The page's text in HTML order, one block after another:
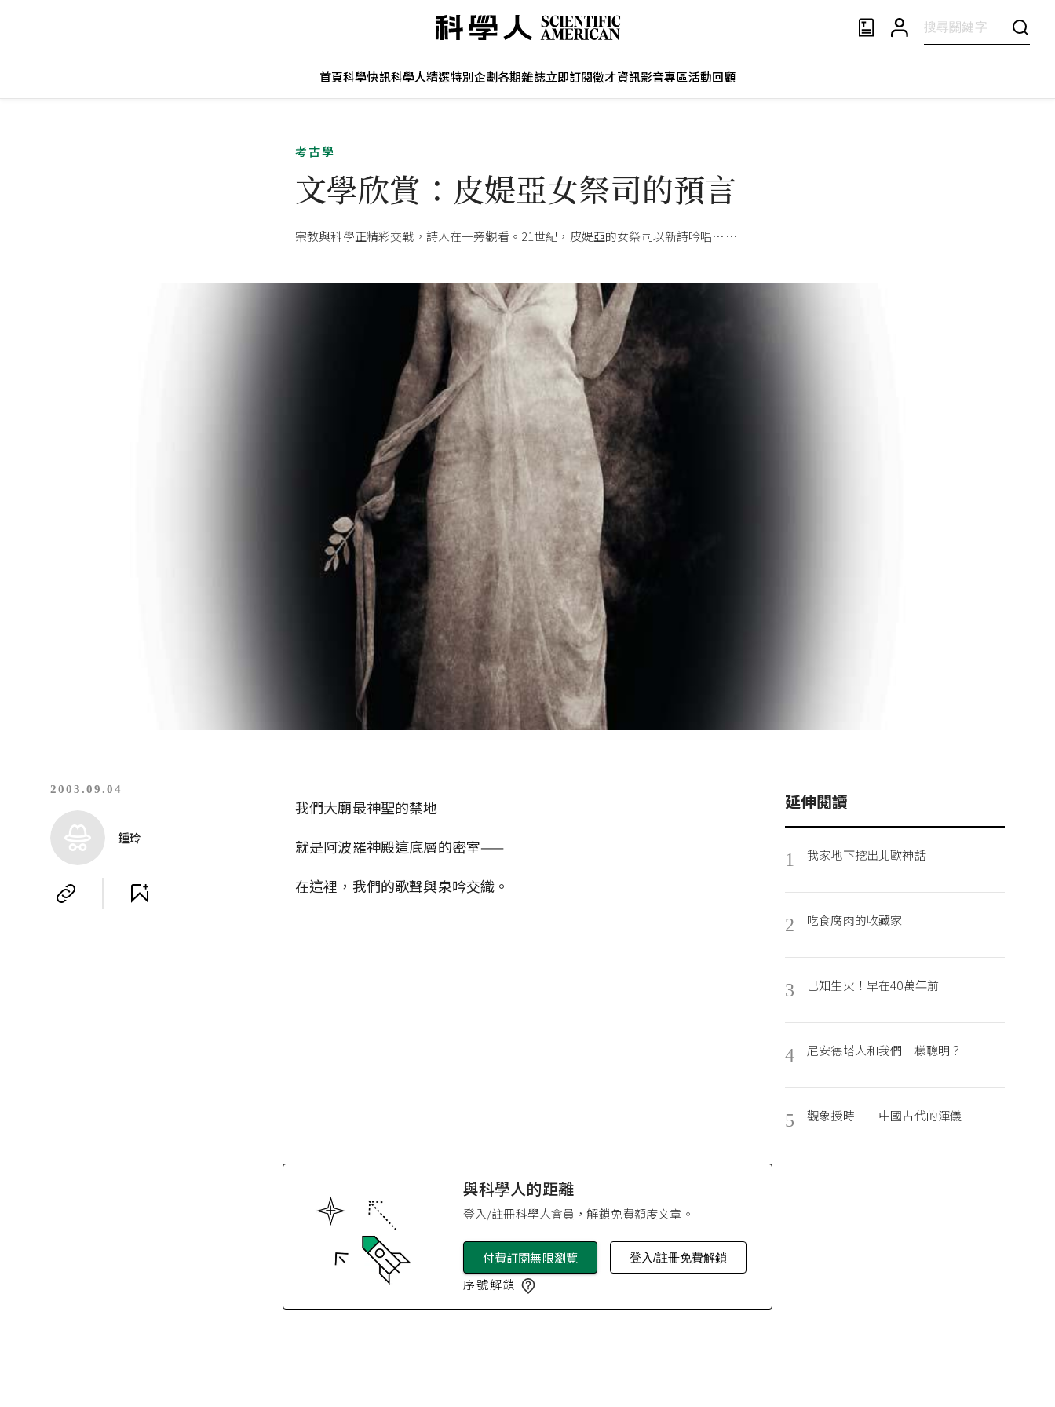
首頁科學快訊科學人精選特別企劃各期雜誌立即訂閱徵才資訊影音專區活動回顧
考古學
文學欣賞：皮媞亞女祭司的預言
宗教與科學正精彩交戰，詩人在一旁觀看。21世紀，皮媞亞的女祭司以新詩吟唱……
2003.09.04
鍾玲
我們大廟最神聖的禁地
就是阿波羅神殿這底層的密室——
在這裡，我們的歌聲與泉吟交織。
延伸閱讀
1 我家地下挖出北歐神話
2 吃食腐肉的收藏家
3 已知生火！早在40萬年前
4 尼安德塔人和我們一樣聰明？
5 觀象授時──中國古代的渾儀
與科學人的距離
登入/註冊科學人會員，解鎖免費額度文章。
付費訂閱無限瀏覽 登入/註冊免費解鎖
序號解鎖